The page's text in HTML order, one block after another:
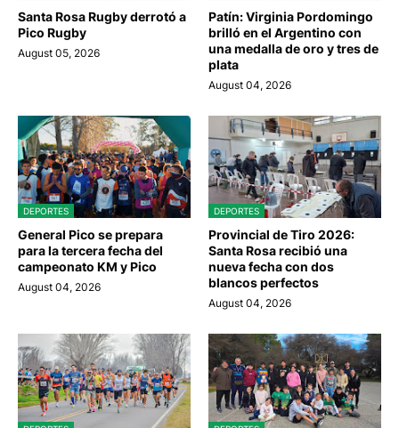
Santa Rosa Rugby derrotó a
Pico Rugby
August 05, 2026
Patín: Virginia Pordomingo
brilló en el Argentino con
una medalla de oro y tres de
plata
August 04, 2026
DEPORTES
General Pico se prepara
para la tercera fecha del
campeonato KM y Pico
August 04, 2026
DEPORTES
Provincial de Tiro 2026:
Santa Rosa recibió una
nueva fecha con dos
blancos perfectos
August 04, 2026